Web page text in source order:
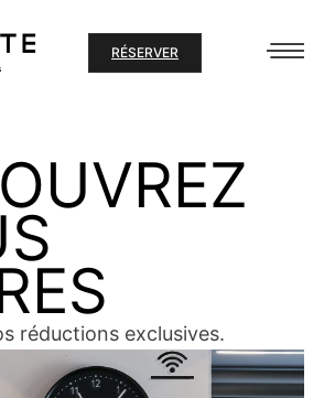
RÉSERVER
réductions exclusives.